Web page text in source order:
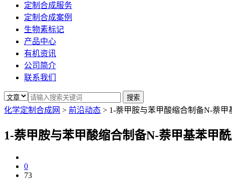
定制合成服务
定制合成案例
生物素标记
产品中心
有机资讯
公司简介
联系我们
化学定制合成网 > 前沿动态 > 1-萘甲胺与苯甲酸缩合制备N-萘甲
1-萘甲胺与苯甲酸缩合制备N-萘甲基苯甲
0
73